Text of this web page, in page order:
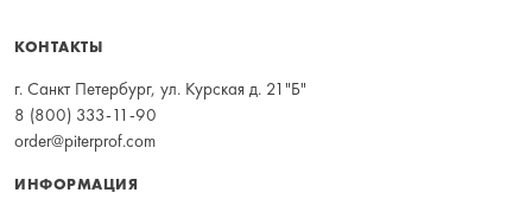
КОНТАКТЫ
г. Санкт Петербург, ул. Курская д. 21"Б"
8 (800) 333-11-90
order@piterprof.com
ИНФОРМАЦИЯ